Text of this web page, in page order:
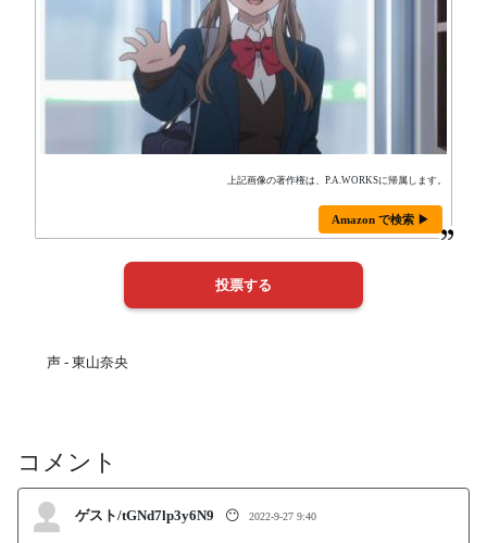
上記画像の著作権は、P.A.WORKSに帰属します。
Amazon で検索 ▶
声 - 東山奈央
コメント
ゲスト/tGNd7lp3y6N9 😶 2022-9-27 9:40